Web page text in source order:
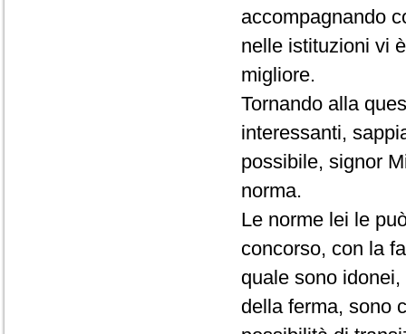
accompagnando
nelle istituzioni vi
migliore.
Tornando alla
interessanti,
possibile, signor
norma.
Le norme lei le
concorso, con la
quale sono
della ferma, sono